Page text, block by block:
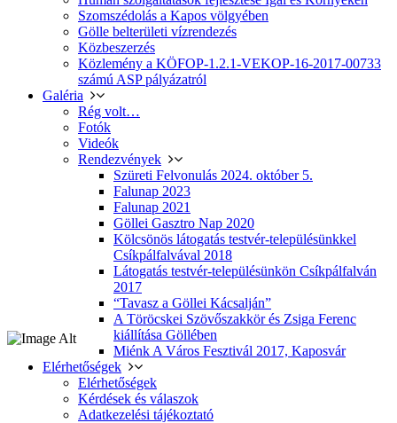
Szomszédolás a Kapos völgyében
Gölle belterületi vízrendezés
Közbeszerzés
Közlemény a KÖFOP-1.2.1-VEKOP-16-2017-00733
számú ASP pályázatról
Galéria
Rég volt…
Fotók
Videók
Rendezvények
Szüreti Felvonulás 2024. október 5.
Falunap 2023
Falunap 2021
Göllei Gasztro Nap 2020
Kölcsönös látogatás testvér-településünkkel
Csíkpálfalvával 2018
Látogatás testvér-településünkön Csíkpálfalván
2017
“Tavasz a Göllei Kácsalján”
A Töröcskei Szövőszakkör és Zsiga Ferenc
kiállítása Göllében
Miénk A Város Fesztivál 2017, Kaposvár
Elérhetőségek
Elérhetőségek
Kérdések és válaszok
Adatkezelési tájékoztató